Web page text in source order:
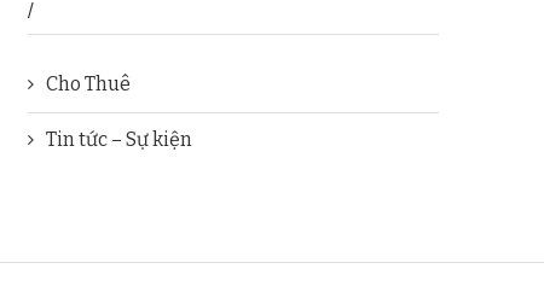
/
Cho Thuê
Tin tức – Sự kiện